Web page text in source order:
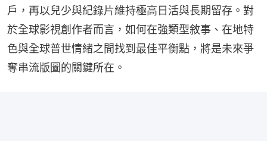
戶，再以兒少與紀錄片維持極高日活與長期留存。對
於全球影視創作者而言，如何在強類型敘事、在地特
色與全球普世情緒之間找到最佳平衡點，將是未來爭
奪串流版圖的關鍵所在。